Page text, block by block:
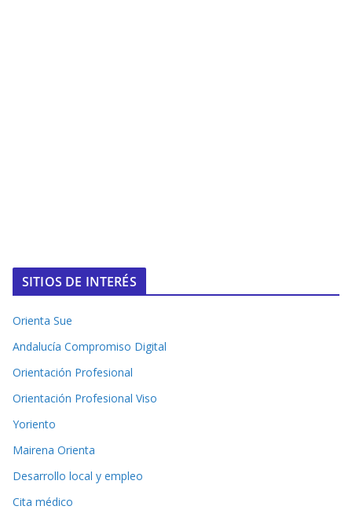
SITIOS DE INTERÉS
Orienta Sue
Andalucía Compromiso Digital
Orientación Profesional
Orientación Profesional Viso
Yoriento
Mairena Orienta
Desarrollo local y empleo
Cita médico